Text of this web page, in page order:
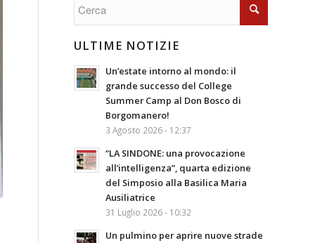
ULTIME NOTIZIE
Un’estate intorno al mondo: il
grande successo del College
Summer Camp al Don Bosco di
Borgomanero!
3 Agosto 2026 - 12:37
“LA SINDONE: una provocazione
all’intelligenza”, quarta edizione
del Simposio alla Basilica Maria
Ausiliatrice
31 Luglio 2026 - 10:32
Un pulmino per aprire nuove strade